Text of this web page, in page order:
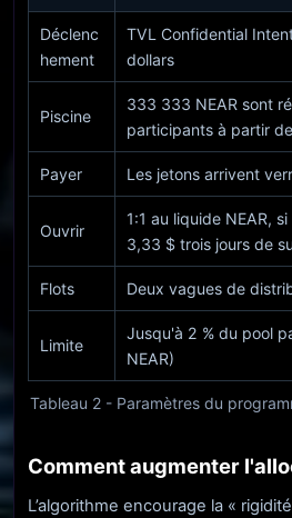
Tableau 2 - Paramètres du
Déclenc
hement
TVL Confidential
dollars
Piscine
333 333 NEAR sont
participants à partir
Payer Les jetons arrivent
Ouvrir
1:1 au liquide NEAR,
3,33 $ trois jours de
Flots Deux vagues de
Limite
Jusqu'à 2 % du pool
NEAR)
Comment augmenter
L’algorithme encourage la «